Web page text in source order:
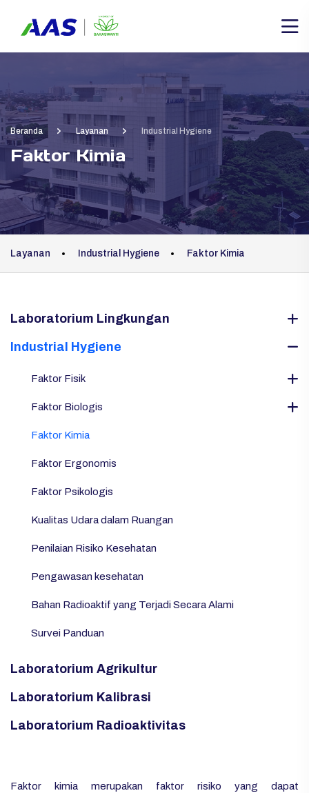
Beranda Layanan Industrial Hygiene
Faktor Kimia
Layanan Industrial Hygiene Faktor Kimia
Laboratorium Lingkungan
Industrial Hygiene
Faktor Fisik
Faktor Biologis
Faktor Kimia
Faktor Ergonomis
Faktor Psikologis
Kualitas Udara dalam Ruangan
Penilaian Risiko Kesehatan
Pengawasan kesehatan
Bahan Radioaktif yang Terjadi Secara Alami
Survei Panduan
Laboratorium Agrikultur
Laboratorium Kalibrasi
Laboratorium Radioaktivitas
Faktor kimia merupakan faktor risiko yang dapat